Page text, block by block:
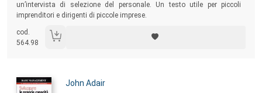
un’intervista di selezione del personale. Un testo utile per piccoli
imprenditori e dirigenti di piccole imprese.
cod.
564.98
Autori:
John Adair